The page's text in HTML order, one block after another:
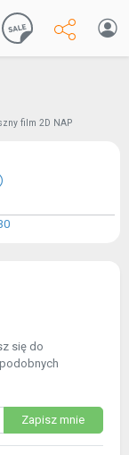
film 2D NAP
się do
Zapisz mnie